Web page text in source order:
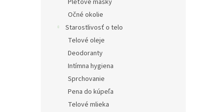
Pleťové masky
Očné okolie
Starostlivosť o telo
Telové oleje
Deodoranty
Intímna hygiena
Sprchovanie
Pena do kúpeľa
Telové mlieka